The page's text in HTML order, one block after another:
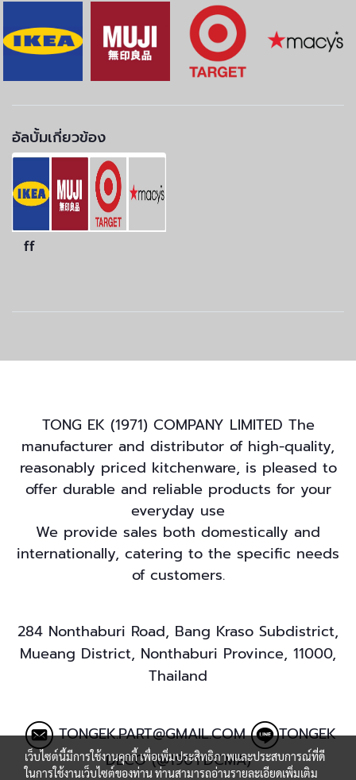
อัลบั้มเกี่ยวข้อง
ff
TONG EK (1971) COMPANY LIMITED The
manufacturer and distributor of high-quality,
reasonably priced kitchenware, is pleased to
offer durable and reliable products for your
everyday use
We provide sales both domestically and
internationally, catering to the specific needs
of customers.
284 Nonthaburi Road, Bang Kraso Subdistrict,
Mueang District, Nonthaburi Province, 11000,
Thailand
TONGEK.PART@GMAIL.COM
TONGEK
DECO (@190YDCMA)
เว็บไซต์นี้มีการใช้งานคุกกี้ เพื่อเพิ่มประสิทธิภาพและประสบการณ์ที่ดี
ในการใช้งานเว็บไซต์ของท่าน ท่านสามารถอ่านรายละเอียดเพิ่มเติม